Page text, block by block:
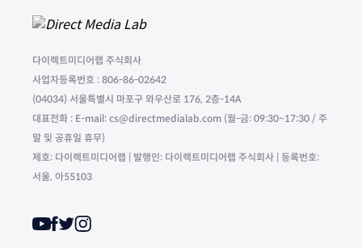
다이렉트미디어랩 주식회사
사업자등록번호 : 806-86-02642
(04034) 서울특별시 마포구 와우산로 176, 2층-14A
대표전화 : E-mail: cs@directmedialab.com (월-금: 09:30~17:30 / 주
말 및 공휴일 휴무)
제호: 다이렉트미디어랩 | 발행인: 다이렉트미디어랩 주식회사 | 등록번호:
서울, 아55103